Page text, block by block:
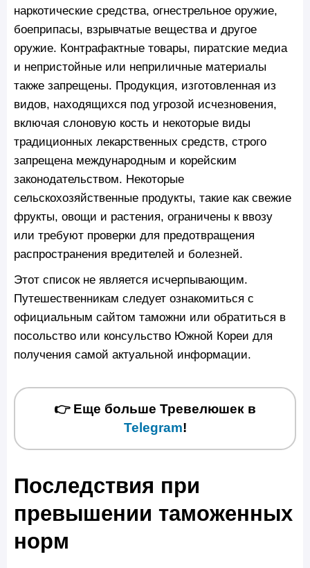
наркотические средства, огнестрельное оружие,
боеприпасы, взрывчатые вещества и другое
оружие. Контрафактные товары, пиратские медиа
и непристойные или неприличные материалы
также запрещены. Продукция, изготовленная из
видов, находящихся под угрозой исчезновения,
включая слоновую кость и некоторые виды
традиционных лекарственных средств, строго
запрещена международным и корейским
законодательством. Некоторые
сельскохозяйственные продукты, такие как свежие
фрукты, овощи и растения, ограничены к ввозу
или требуют проверки для предотвращения
распространения вредителей и болезней.
Этот список не является исчерпывающим.
Путешественникам следует ознакомиться с
официальным сайтом таможни или обратиться в
посольство или консульство Южной Кореи для
получения самой актуальной информации.
👉 Еще больше Тревелюшек в
Telegram!
Последствия при
превышении таможенных
норм